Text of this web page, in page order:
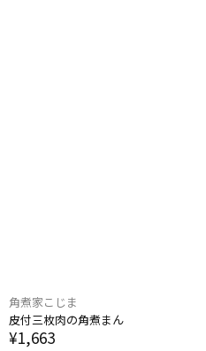
角煮家こじま
皮付三枚肉の​角煮まん
¥1,663